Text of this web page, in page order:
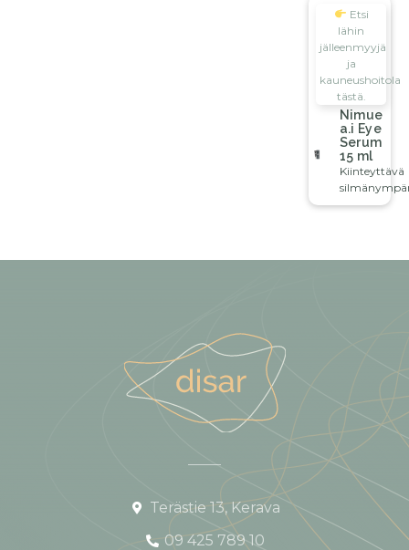
Etsi
lähin
jälleenmyyjä
ja
kauneushoitola
tästä.
Nimue
a.i Eye
Serum
15 ml
Kiinteyttävä
Terästie 13, Kerava
09 425 789 10